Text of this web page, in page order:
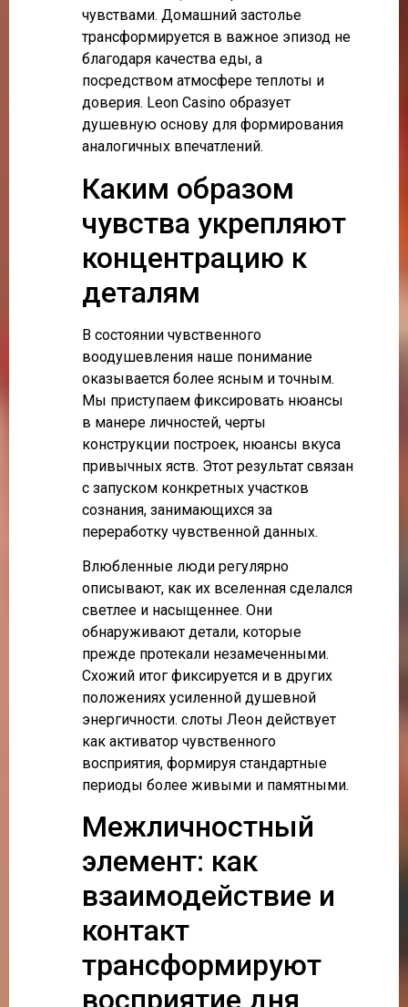
чувствами. Домашний застолье
трансформируется в важное эпизод не
благодаря качества еды, а
посредством атмосфере теплоты и
доверия. Leon Casino образует
душевную основу для формирования
аналогичных впечатлений.
Каким образом
чувства укрепляют
концентрацию к
деталям
В состоянии чувственного
воодушевления наше понимание
оказывается более ясным и точным.
Мы приступаем фиксировать нюансы
в манере личностей, черты
конструкции построек, нюансы вкуса
привычных яств. Этот результат связан
с запуском конкретных участков
сознания, занимающихся за
переработку чувственной данных.
Влюбленные люди регулярно
описывают, как их вселенная сделался
светлее и насыщеннее. Они
обнаруживают детали, которые
прежде протекали незамеченными.
Схожий итог фиксируется и в других
положениях усиленной душевной
энергичности. слоты Леон действует
как активатор чувственного
восприятия, формируя стандартные
периоды более живыми и памятными.
Межличностный
элемент: как
взаимодействие и
контакт
трансформируют
восприятие дня